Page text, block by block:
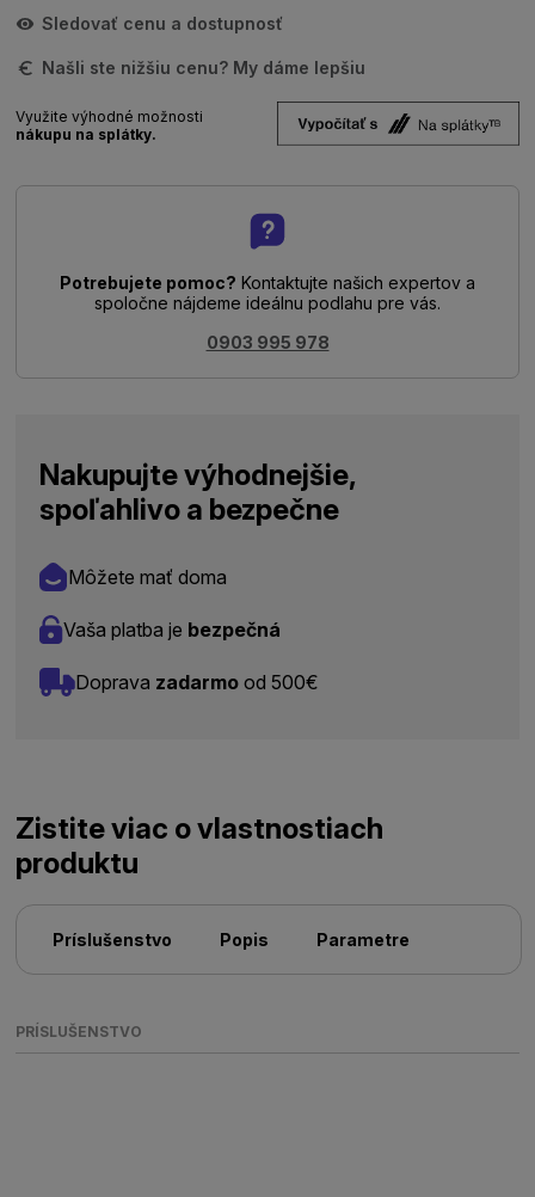
Sledovať cenu a dostupnosť
Našli ste nižšiu cenu? My dáme lepšiu
Využite výhodné možnosti
nákupu na splátky.
Potrebujete pomoc? Kontaktujte našich expertov a
spoločne nájdeme ideálnu podlahu pre vás.
0903 995 978
Nakupujte výhodnejšie,
spoľahlivo a bezpečne
Môžete mať doma
Vaša platba je bezpečná
Doprava zadarmo od 500€
Zistite viac o vlastnostiach
produktu
Príslušenstvo Popis Parametre
PRÍSLUŠENSTVO